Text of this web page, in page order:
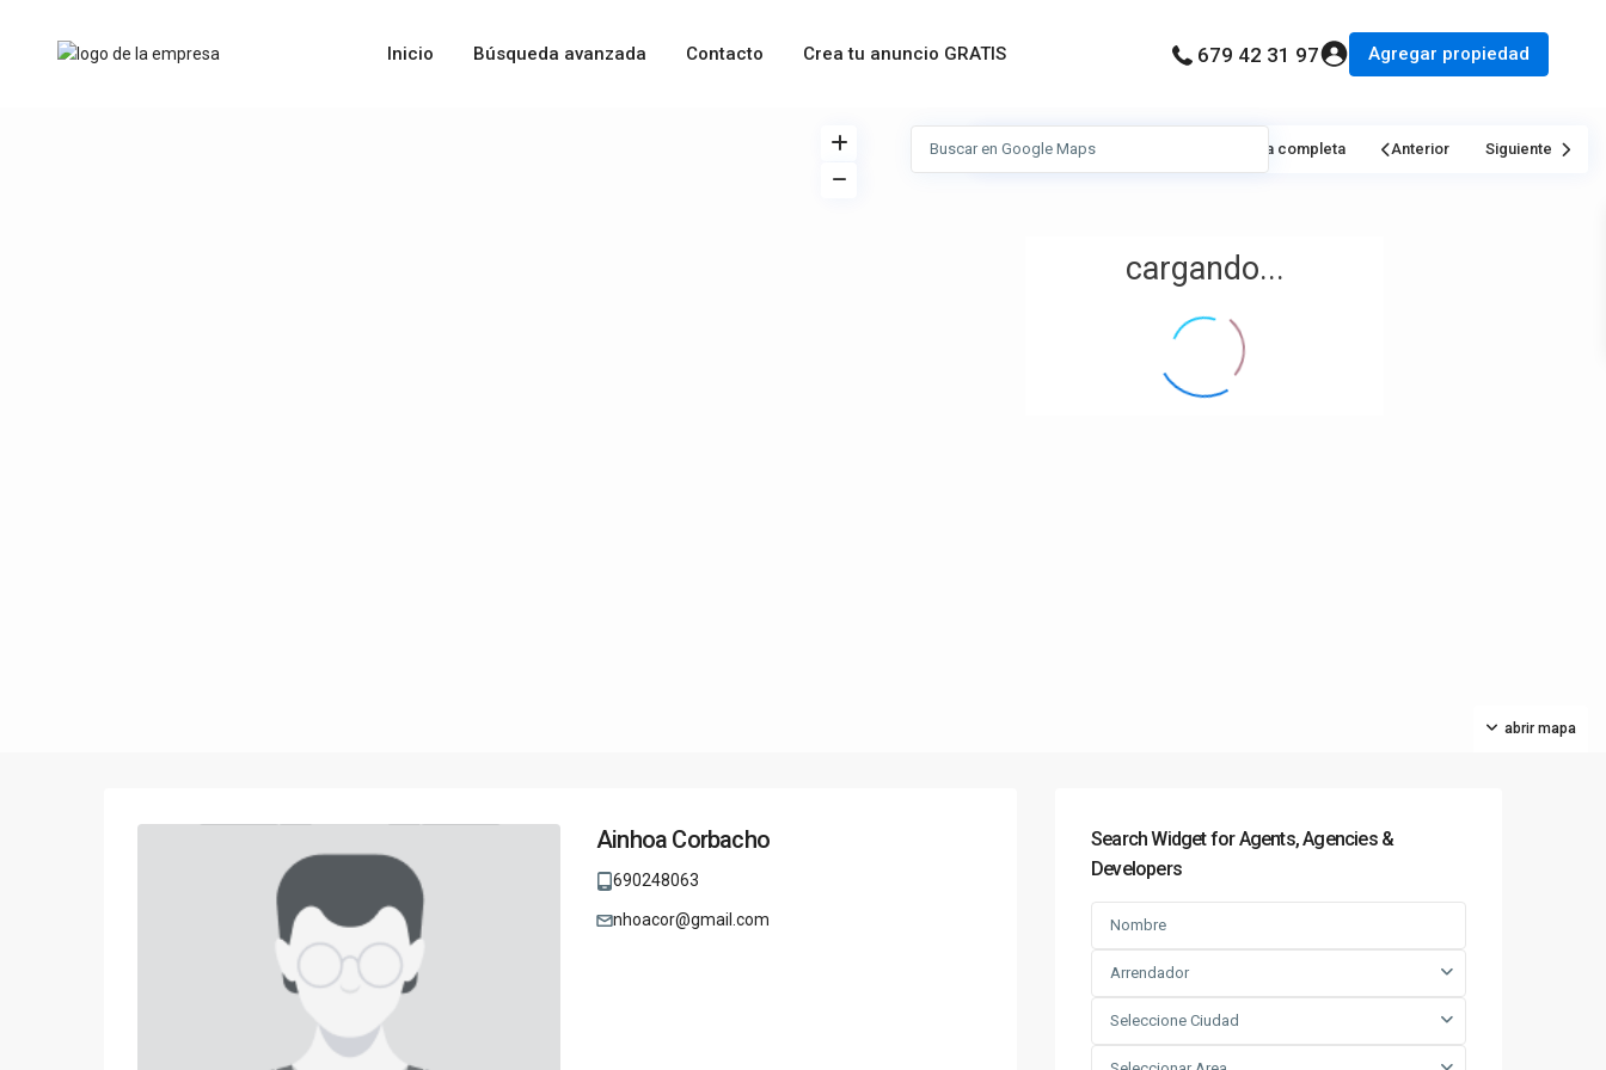
Inicio Búsqueda avanzada Contacto Crea tu anuncio GRATIS 679 42 31 97 Agregar propiedad
cargando...
abrir mapa
Ver Mi Ubicación Pantalla completa Anterior Siguiente
Ainhoa Corbacho
690248063
nhoacor@gmail.com
Search Widget for Agents, Agencies &
Developers
Arrendador
Seleccione Ciudad